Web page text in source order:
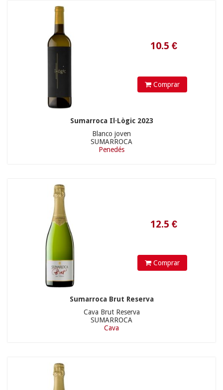
Comprar
Sumarroca Il·Lògic 2023
Blanco joven
SUMARROCA
Penedés
12.5€
Comprar
Sumarroca Brut Reserva
Cava Brut Reserva
SUMARROCA
Cava